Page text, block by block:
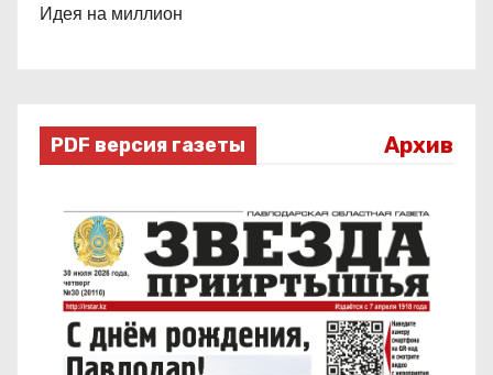
Идея на миллион
PDF версия газеты Архив